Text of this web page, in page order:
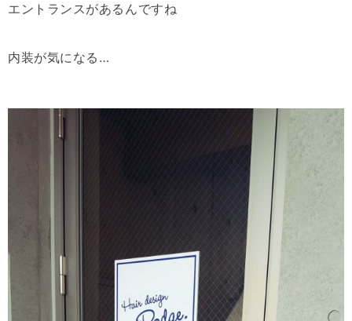
エントランスがあるんですね
内装が気になる…